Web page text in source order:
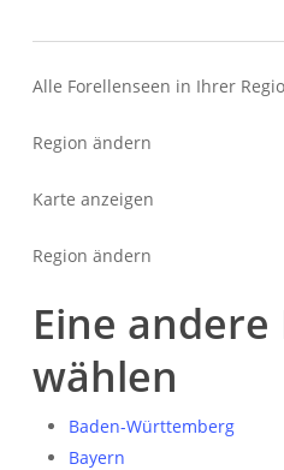
Alle Forellenseen in Ihrer
Region ändern
Karte anzeigen
Region ändern
Eine andere
wählen
Baden-Württemberg
Bayern